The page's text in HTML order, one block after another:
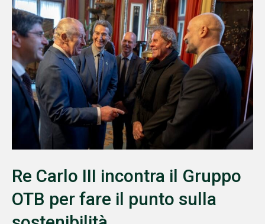
Re Carlo III incontra il Gruppo
OTB per fare il punto sulla